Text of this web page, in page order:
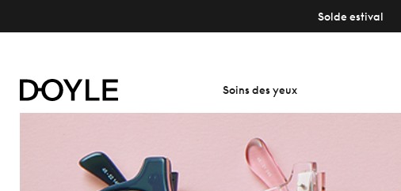
Solde estival
Soins des yeux